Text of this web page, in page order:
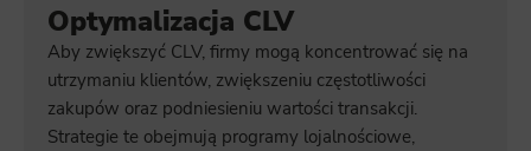
Optymalizacja CLV
Aby zwiększyć CLV, firmy mogą koncentrować się na
utrzymaniu klientów, zwiększeniu częstotliwości
zakupów oraz podniesieniu wartości transakcji.
Strategie te obejmują programy lojalnościowe,